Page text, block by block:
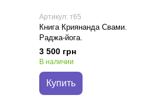
Артикул: т65
Книга Криянанда Свами.
Раджа-йога.
3 500 грн
В наличии
Купить